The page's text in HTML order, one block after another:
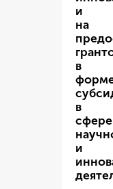
и
на
в
в
сфере
и